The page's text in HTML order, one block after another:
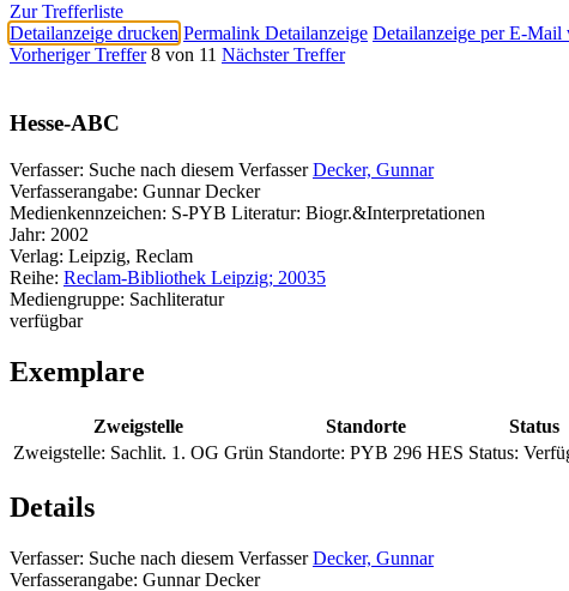
Zur Trefferliste
Detailanzeige drucken Permalink Detailanzeige Detailanzeige per E-Mail
Vorheriger Treffer 8 von 11 Nächster Treffer
Hesse-ABC
Verfasser: Suche nach diesem Verfasser Decker, Gunnar
Verfasserangabe: Gunnar Decker
Medienkennzeichen: S-PYB Literatur: Biogr.&Interpretationen
Jahr: 2002
Verlag: Leipzig, Reclam
Reihe: Reclam-Bibliothek Leipzig; 20035
Mediengruppe: Sachliteratur
verfügbar
Exemplare
Zweigstelle Standorte Status
Zweigstelle: Sachlit. 1. OG Grün Standorte: PYB 296 HES Status:
Details
Verfasser: Suche nach diesem Verfasser Decker, Gunnar
Verfasserangabe: Gunnar Decker